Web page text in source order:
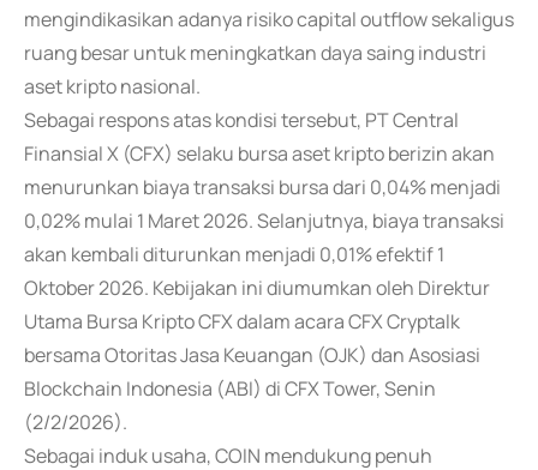
mengindikasikan adanya risiko capital outflow sekaligus
ruang besar untuk meningkatkan daya saing industri
aset kripto nasional.
Sebagai respons atas kondisi tersebut, PT Central
Finansial X (CFX) selaku bursa aset kripto berizin akan
menurunkan biaya transaksi bursa dari 0,04% menjadi
0,02% mulai 1 Maret 2026. Selanjutnya, biaya transaksi
akan kembali diturunkan menjadi 0,01% efektif 1
Oktober 2026. Kebijakan ini diumumkan oleh Direktur
Utama Bursa Kripto CFX dalam acara CFX Cryptalk
bersama Otoritas Jasa Keuangan (OJK) dan Asosiasi
Blockchain Indonesia (ABI) di CFX Tower, Senin
(2/2/2026).
Sebagai induk usaha, COIN mendukung penuh